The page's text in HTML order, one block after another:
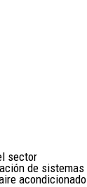
sector
de sistemas
acondicionado